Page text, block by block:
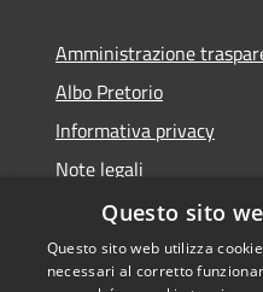
Amministrazione
Albo Pretorio
Informativa privacy
Note legali
Dichiarazione di
Questo sito
Questo sito web utilizza
necessari al corretto